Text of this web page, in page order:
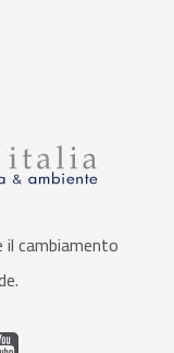
cambiamento